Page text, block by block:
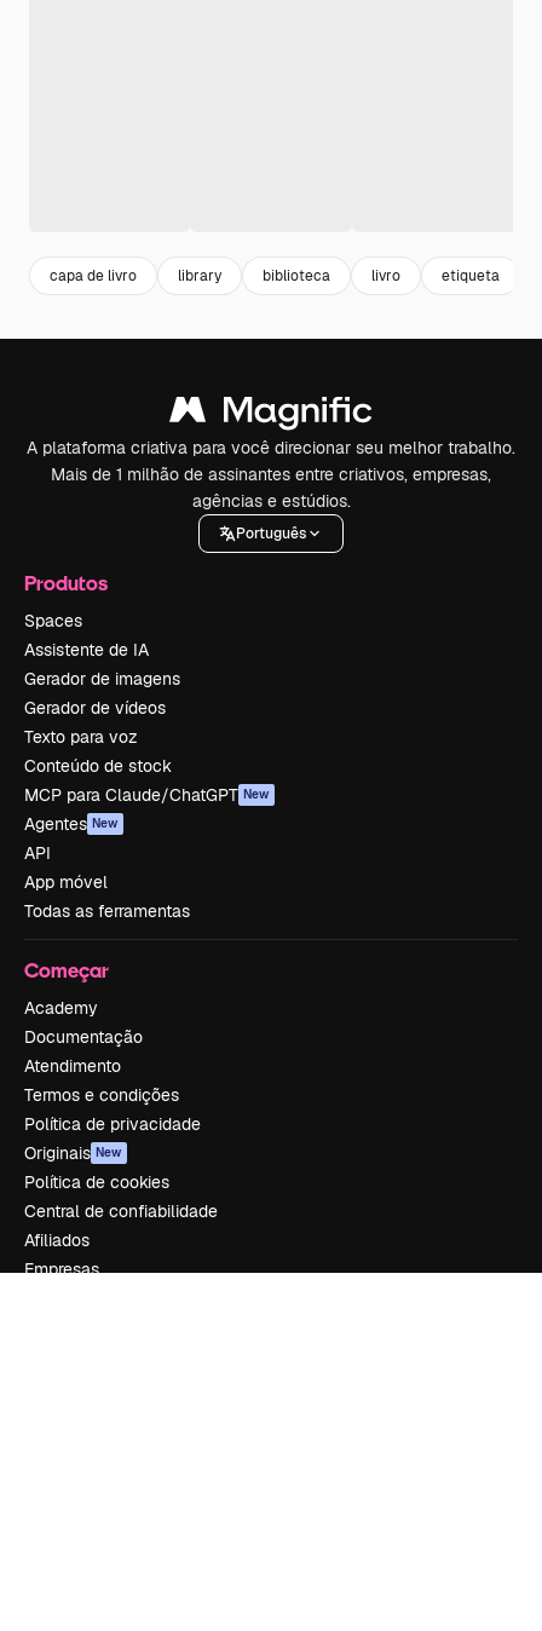
capa de livro library biblioteca livro etiqueta
A plataforma criativa para você direcionar seu melhor trabalho.
Mais de 1 milhão de assinantes entre criativos, empresas,
agências e estúdios.
Português
Produtos
Spaces
Assistente de IA
Gerador de imagens
Gerador de vídeos
Texto para voz
Conteúdo de stock
MCP para Claude/ChatGPT New
Agentes New
API
App móvel
Todas as ferramentas
Começar
Academy
Documentação
Atendimento
Termos e condições
Política de privacidade
Originais New
Política de cookies
Central de confiabilidade
Afiliados
Empresas